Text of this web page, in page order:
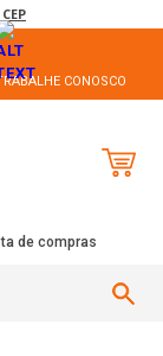
CONOSCO
de compras